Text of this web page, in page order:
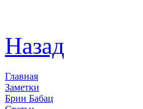
Назад
Главная
Заметки
Брин Бабац